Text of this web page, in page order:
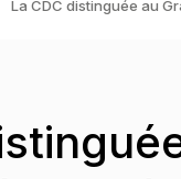
La CDC distinguée au